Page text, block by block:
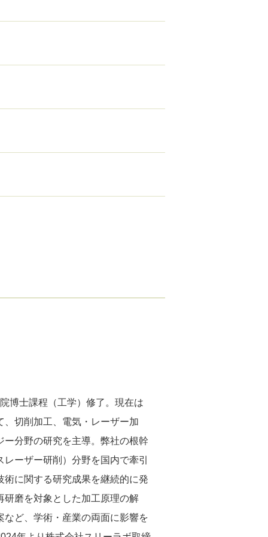
博士課程（工学）修了。現在は
切削加工、電気・レーザー加
ー分野の研究を主導。弊社の根幹
ーザー研削）分野を国内で牽引
術に関する研究成果を継続的に発
研磨を対象とした加工原理の解
など、学術・産業の両面に影響を